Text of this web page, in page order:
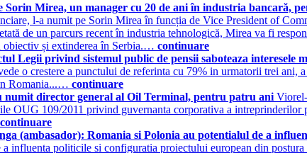
Sorin Mirea, un manager cu 20 de ani în industria bancară,
l-a numit pe Sorin Mirea în funcția de Vice President of
de un parcurs recent în industria tehnologică, Mirea va fi
și extinderea în Serbia.… continuare
Legii privind sistemul public de pensii saboteaza interesele
o crestere a punctului de referinta cu 79% in urmatorii trei
Romania...… continuare
director general al Oil Terminal, pentru patru ani
OUG 109/2011 privind guvernanta corporativa a
continuare
(ambasador): Romania si Polonia au potentialul de a
influenta politicile si configuratia proiectului european din